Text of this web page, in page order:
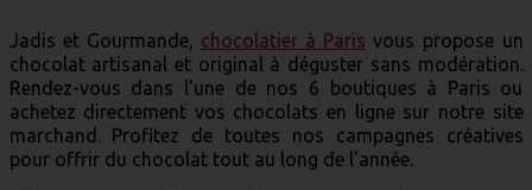
Jadis et Gourmande, chocolatier à Paris vous propose un
chocolat artisanal et original à déguster sans modération.
Rendez-vous dans l'une de nos 6 boutiques à Paris ou
achetez directement vos chocolats en ligne sur notre site
marchand. Profitez de toutes nos campagnes créatives
pour offrir du chocolat tout au long de l'année.